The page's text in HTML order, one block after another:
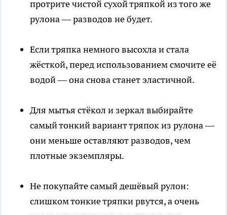
протрите чистой сухой тряпкой из того же
рулона — разводов не будет.
Если тряпка немного высохла и стала
жёсткой, перед использованием смочите её
водой — она снова станет эластичной.
Для мытья стёкол и зеркал выбирайте
самый тонкий вариант тряпок из рулона —
они меньше оставляют разводов, чем
плотные экземпляры.
Не покупайте самый дешёвый рулон:
слишком тонкие тряпки рвутся, а очень